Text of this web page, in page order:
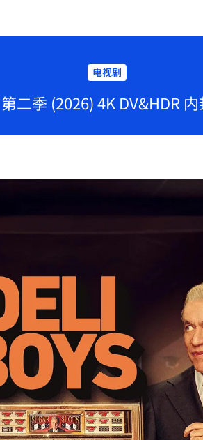
电视剧
二季 (2026) 4K DV&HDR